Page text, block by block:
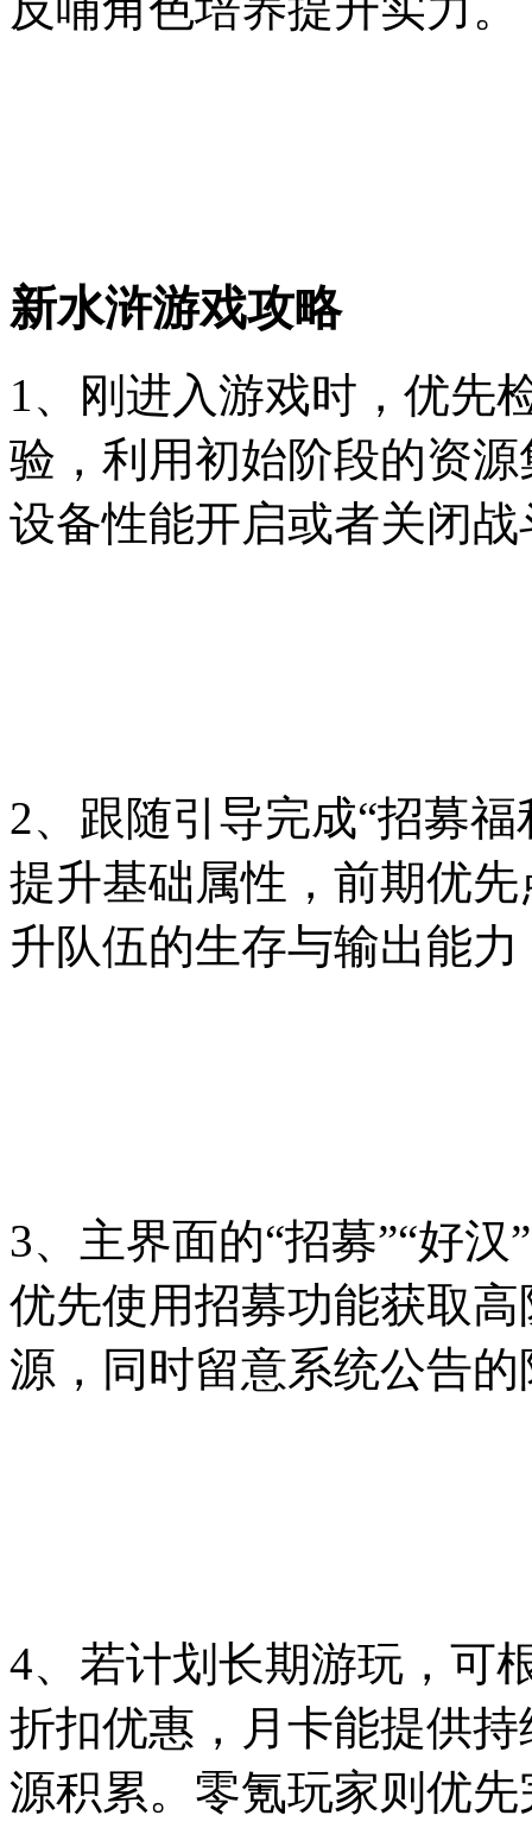
新水浒游戏攻略
1、刚进入游戏时，优先
验，利用初始阶段的资
设备性能开启或者关闭
2、跟随引导完成“招募
提升基础属性，前期优
升队伍的生存与输出能
3、主界面的“招募”“好
优先使用招募功能获取
源，同时留意系统公告
4、若计划长期游玩，可
折扣优惠，月卡能提供
源积累。零氪玩家则优